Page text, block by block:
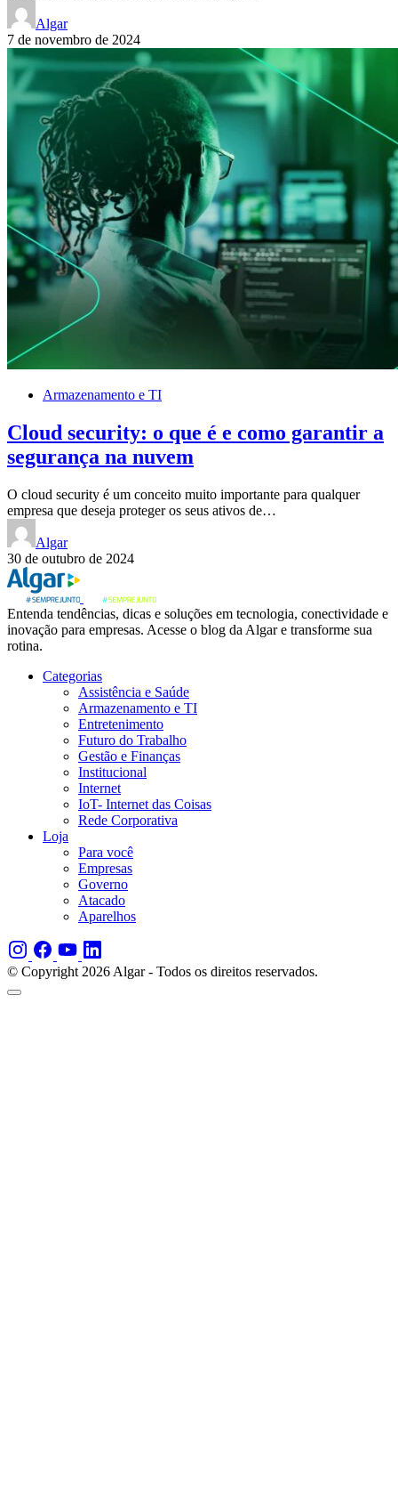
Algar
7 de novembro de 2024
Armazenamento e TI
Cloud security: o que é e como garantir a
segurança na nuvem
O cloud security é um conceito muito importante para qualquer
empresa que deseja proteger os seus ativos de…
Algar
30 de outubro de 2024
Entenda tendências, dicas e soluções em tecnologia, conectividade e
inovação para empresas. Acesse o blog da Algar e transforme sua
rotina.
Categorias
Assistência e Saúde
Armazenamento e TI
Entretenimento
Futuro do Trabalho
Gestão e Finanças
Institucional
Internet
IoT- Internet das Coisas
Rede Corporativa
Loja
Para você
Empresas
Governo
Atacado
Aparelhos
© Copyright 2026 Algar - Todos os direitos reservados.